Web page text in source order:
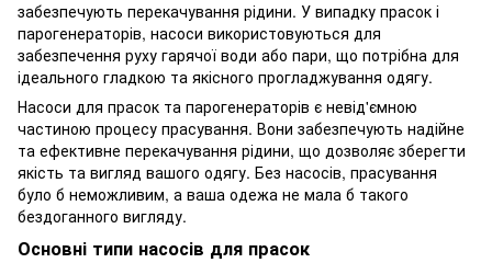
забезпечують перекачування рідини. У випадку прасок і
парогенераторів, насоси використовуються для
забезпечення руху гарячої води або пари, що потрібна для
ідеального гладкою та якісного прогладжування одягу.
Насоси для прасок та парогенераторів є невід'ємною
частиною процесу прасування. Вони забезпечують надійне
та ефективне перекачування рідини, що дозволяє зберегти
якість та вигляд вашого одягу. Без насосів, прасування
було б неможливим, а ваша одежа не мала б такого
бездоганного вигляду.
Основні типи насосів для прасок